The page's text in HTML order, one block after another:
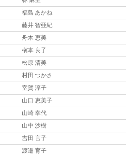
福島 あかね
藤井 智亜紀
舟木 恵美
槇本 良子
松原 清美
村田 つかさ
室賀 淳子
山口 恵美子
山崎 幸代
山中 沙樹
吉田 言子
渡邉 育子